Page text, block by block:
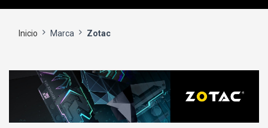
Inicio Marca Zotac